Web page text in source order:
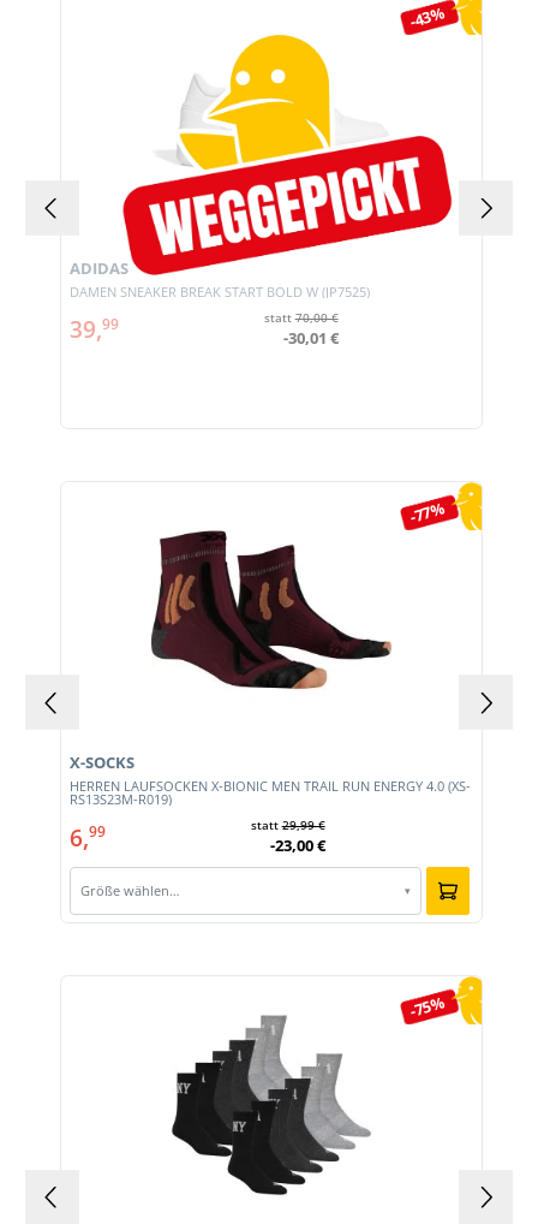
-43%
DAMEN SNEAKER BREAK START BOLD W (JP7525)
ADIDAS
39,99 statt70,00 €
-30,01 €
-77%
HERREN LAUFSOCKEN X-BIONIC MEN TRAIL RUN ENERGY 4.0 (XS-
RS13S23M-R019)
X-SOCKS
6,99 statt29,99 €
-23,00 €
Größe wählen… ▾
-75%